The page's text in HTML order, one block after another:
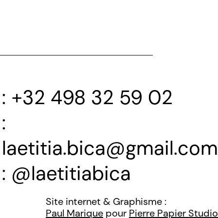
+32 498 32 59 02
laetitia.bica@gmail.com
@laetitiabica
Site internet & Graphisme :
Paul Marique pour Pierre Papier Studio